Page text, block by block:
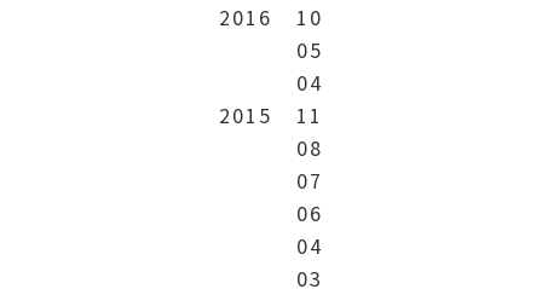
2016
10
05
04
2015
11
08
07
06
04
03